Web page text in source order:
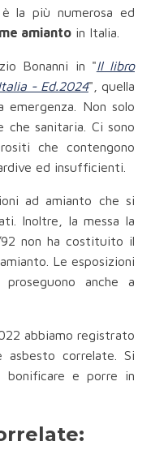
la più numerosa ed
amianto in Italia.
Bonanni in "Il libro
- Ed.2024", quella
Non solo
che sanitaria. Ci sono
che contengono
ed insufficienti.
ad amianto che si
Inoltre, la messa la
non ha costituito il
Le esposizioni
anche a
abbiamo registrato
correlate. Si
bonificare e porre in